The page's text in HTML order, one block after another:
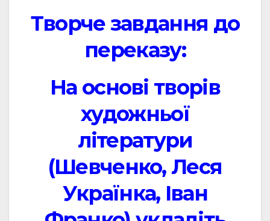
Творче завдання до
переказу:
На основі творів
художньої
літератури
(Шевченко, Леся
Українка, Іван